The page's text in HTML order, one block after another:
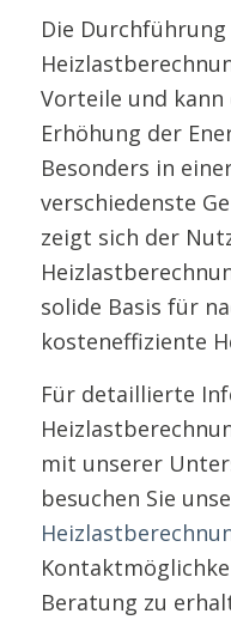
Die
Vorteile und
Erhöhung der
Besonders in
verschiedenste
zeigt sich der
solide Basis für
kosteneffiziente
Für detaillierte
mit unserer
besuchen Sie
Beratung zu